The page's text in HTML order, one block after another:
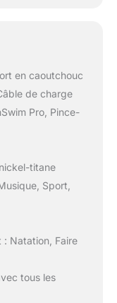
en caoutchouc
de charge
Pro, Pince-
titane
Sport,
: Natation, Faire
tous les